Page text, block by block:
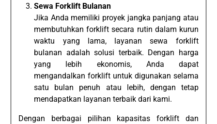
Sewa Forklift Bulanan
Jika Anda memiliki proyek jangka panjang atau
membutuhkan forklift secara rutin dalam kurun
waktu yang lama, layanan sewa forklift
bulanan adalah solusi terbaik. Dengan harga
yang lebih ekonomis, Anda dapat
mengandalkan forklift untuk digunakan selama
satu bulan penuh atau lebih, dengan tetap
mendapatkan layanan terbaik dari kami.
Dengan berbagai pilihan kapasitas forklift dan